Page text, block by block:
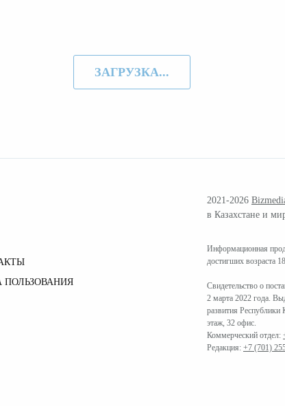
ЗАГРУЗКА...
ПОЛЬЗОВАНИЯ
2021-2026
в Казахстане и
Информационная
достигших возраста
Свидетельство о
2 марта 2022 года.
развития Республики
этаж, 32 офис.
Коммерческий отдел:
Редакция: +7 (701)